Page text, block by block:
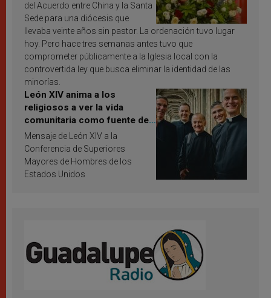
del Acuerdo entre China y la Santa
Sede para una diócesis que
llevaba veinte años sin pastor. La ordenación tuvo lugar
hoy. Pero hace tres semanas antes tuvo que
comprometer públicamente a la Iglesia local con la
controvertida ley que busca eliminar la identidad de las
minorías.
León XIV anima a los
religiosos a ver la vida
comunitaria como fuente de
inspiración y santificación
Mensaje de León XIV a la
Conferencia de Superiores
Mayores de Hombres de los
Estados Unidos